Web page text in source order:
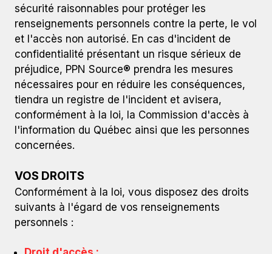
sécurité raisonnables pour protéger les
renseignements personnels contre la perte, le vol
et l'accès non autorisé. En cas d'incident de
confidentialité présentant un risque sérieux de
préjudice, PPN Source® prendra les mesures
nécessaires pour en réduire les conséquences,
tiendra un registre de l'incident et avisera,
conformément à la loi, la Commission d'accès à
l'information du Québec ainsi que les personnes
concernées.
VOS DROITS
Conformément à la loi, vous disposez des droits
suivants à l'égard de vos renseignements
personnels :